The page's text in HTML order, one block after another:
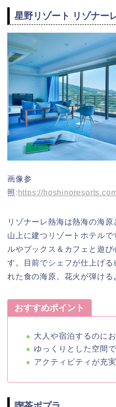
星野リゾート リゾナー
画像参
照 : https://
リゾナーレ熱海は熱海の海
山上に建つリゾートホテル
ルやブックス＆カフェと遊
す。目前でシェフが仕上げ
れた食の海原。花火が弾ける
おすすめポイント
大人や宿泊するのに
ゆっくりとした空間
アクティビティが充実